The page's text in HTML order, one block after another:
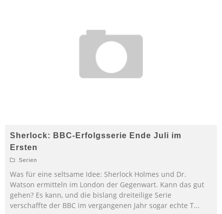
Sherlock: BBC-Erfolgsserie Ende Juli im
Ersten
Serien
Was für eine seltsame Idee: Sherlock Holmes und Dr.
Watson ermitteln im London der Gegenwart. Kann das gut
gehen? Es kann, und die bislang dreiteilige Serie
verschaffte der BBC im vergangenen Jahr sogar echte T...